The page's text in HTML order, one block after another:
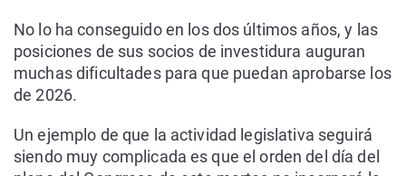
No lo ha conseguido en los dos últimos años, y las
posiciones de sus socios de investidura auguran
muchas dificultades para que puedan aprobarse los
de 2026.
Un ejemplo de que la actividad legislativa seguirá
siendo muy complicada es que el orden del día del